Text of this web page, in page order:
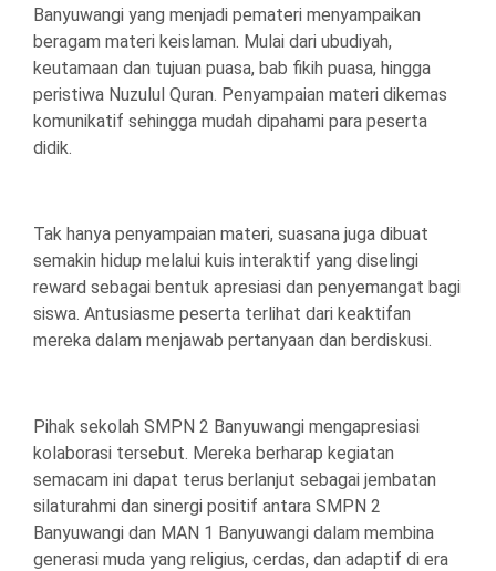
Banyuwangi yang menjadi pemateri menyampaikan
beragam materi keislaman. Mulai dari ubudiyah,
keutamaan dan tujuan puasa, bab fikih puasa, hingga
peristiwa Nuzulul Quran. Penyampaian materi dikemas
komunikatif sehingga mudah dipahami para peserta
didik.
Tak hanya penyampaian materi, suasana juga dibuat
semakin hidup melalui kuis interaktif yang diselingi
reward sebagai bentuk apresiasi dan penyemangat bagi
siswa. Antusiasme peserta terlihat dari keaktifan
mereka dalam menjawab pertanyaan dan berdiskusi.
Pihak sekolah SMPN 2 Banyuwangi mengapresiasi
kolaborasi tersebut. Mereka berharap kegiatan
semacam ini dapat terus berlanjut sebagai jembatan
silaturahmi dan sinergi positif antara SMPN 2
Banyuwangi dan MAN 1 Banyuwangi dalam membina
generasi muda yang religius, cerdas, dan adaptif di era